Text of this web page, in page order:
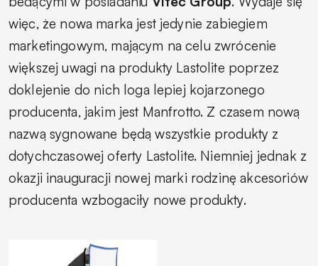
więc, że nowa marka jest jedynie zabiegiem
marketingowym, mającym na celu zwrócenie
większej uwagi na produkty Lastolite poprzez
doklejenie do nich loga lepiej kojarzonego
producenta, jakim jest Manfrotto. Z czasem nową
nazwą sygnowane będą wszystkie produkty z
dotychczasowej oferty Lastolite. Niemniej jednak z
okazji inauguracji nowej marki rodzinę akcesoriów
producenta wzbogaciły nowe produkty.